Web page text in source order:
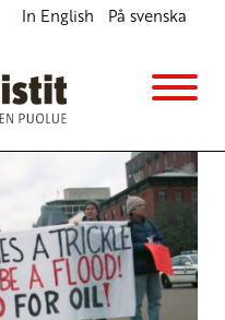
In English På svenska
terrorismi
yhdysvallat